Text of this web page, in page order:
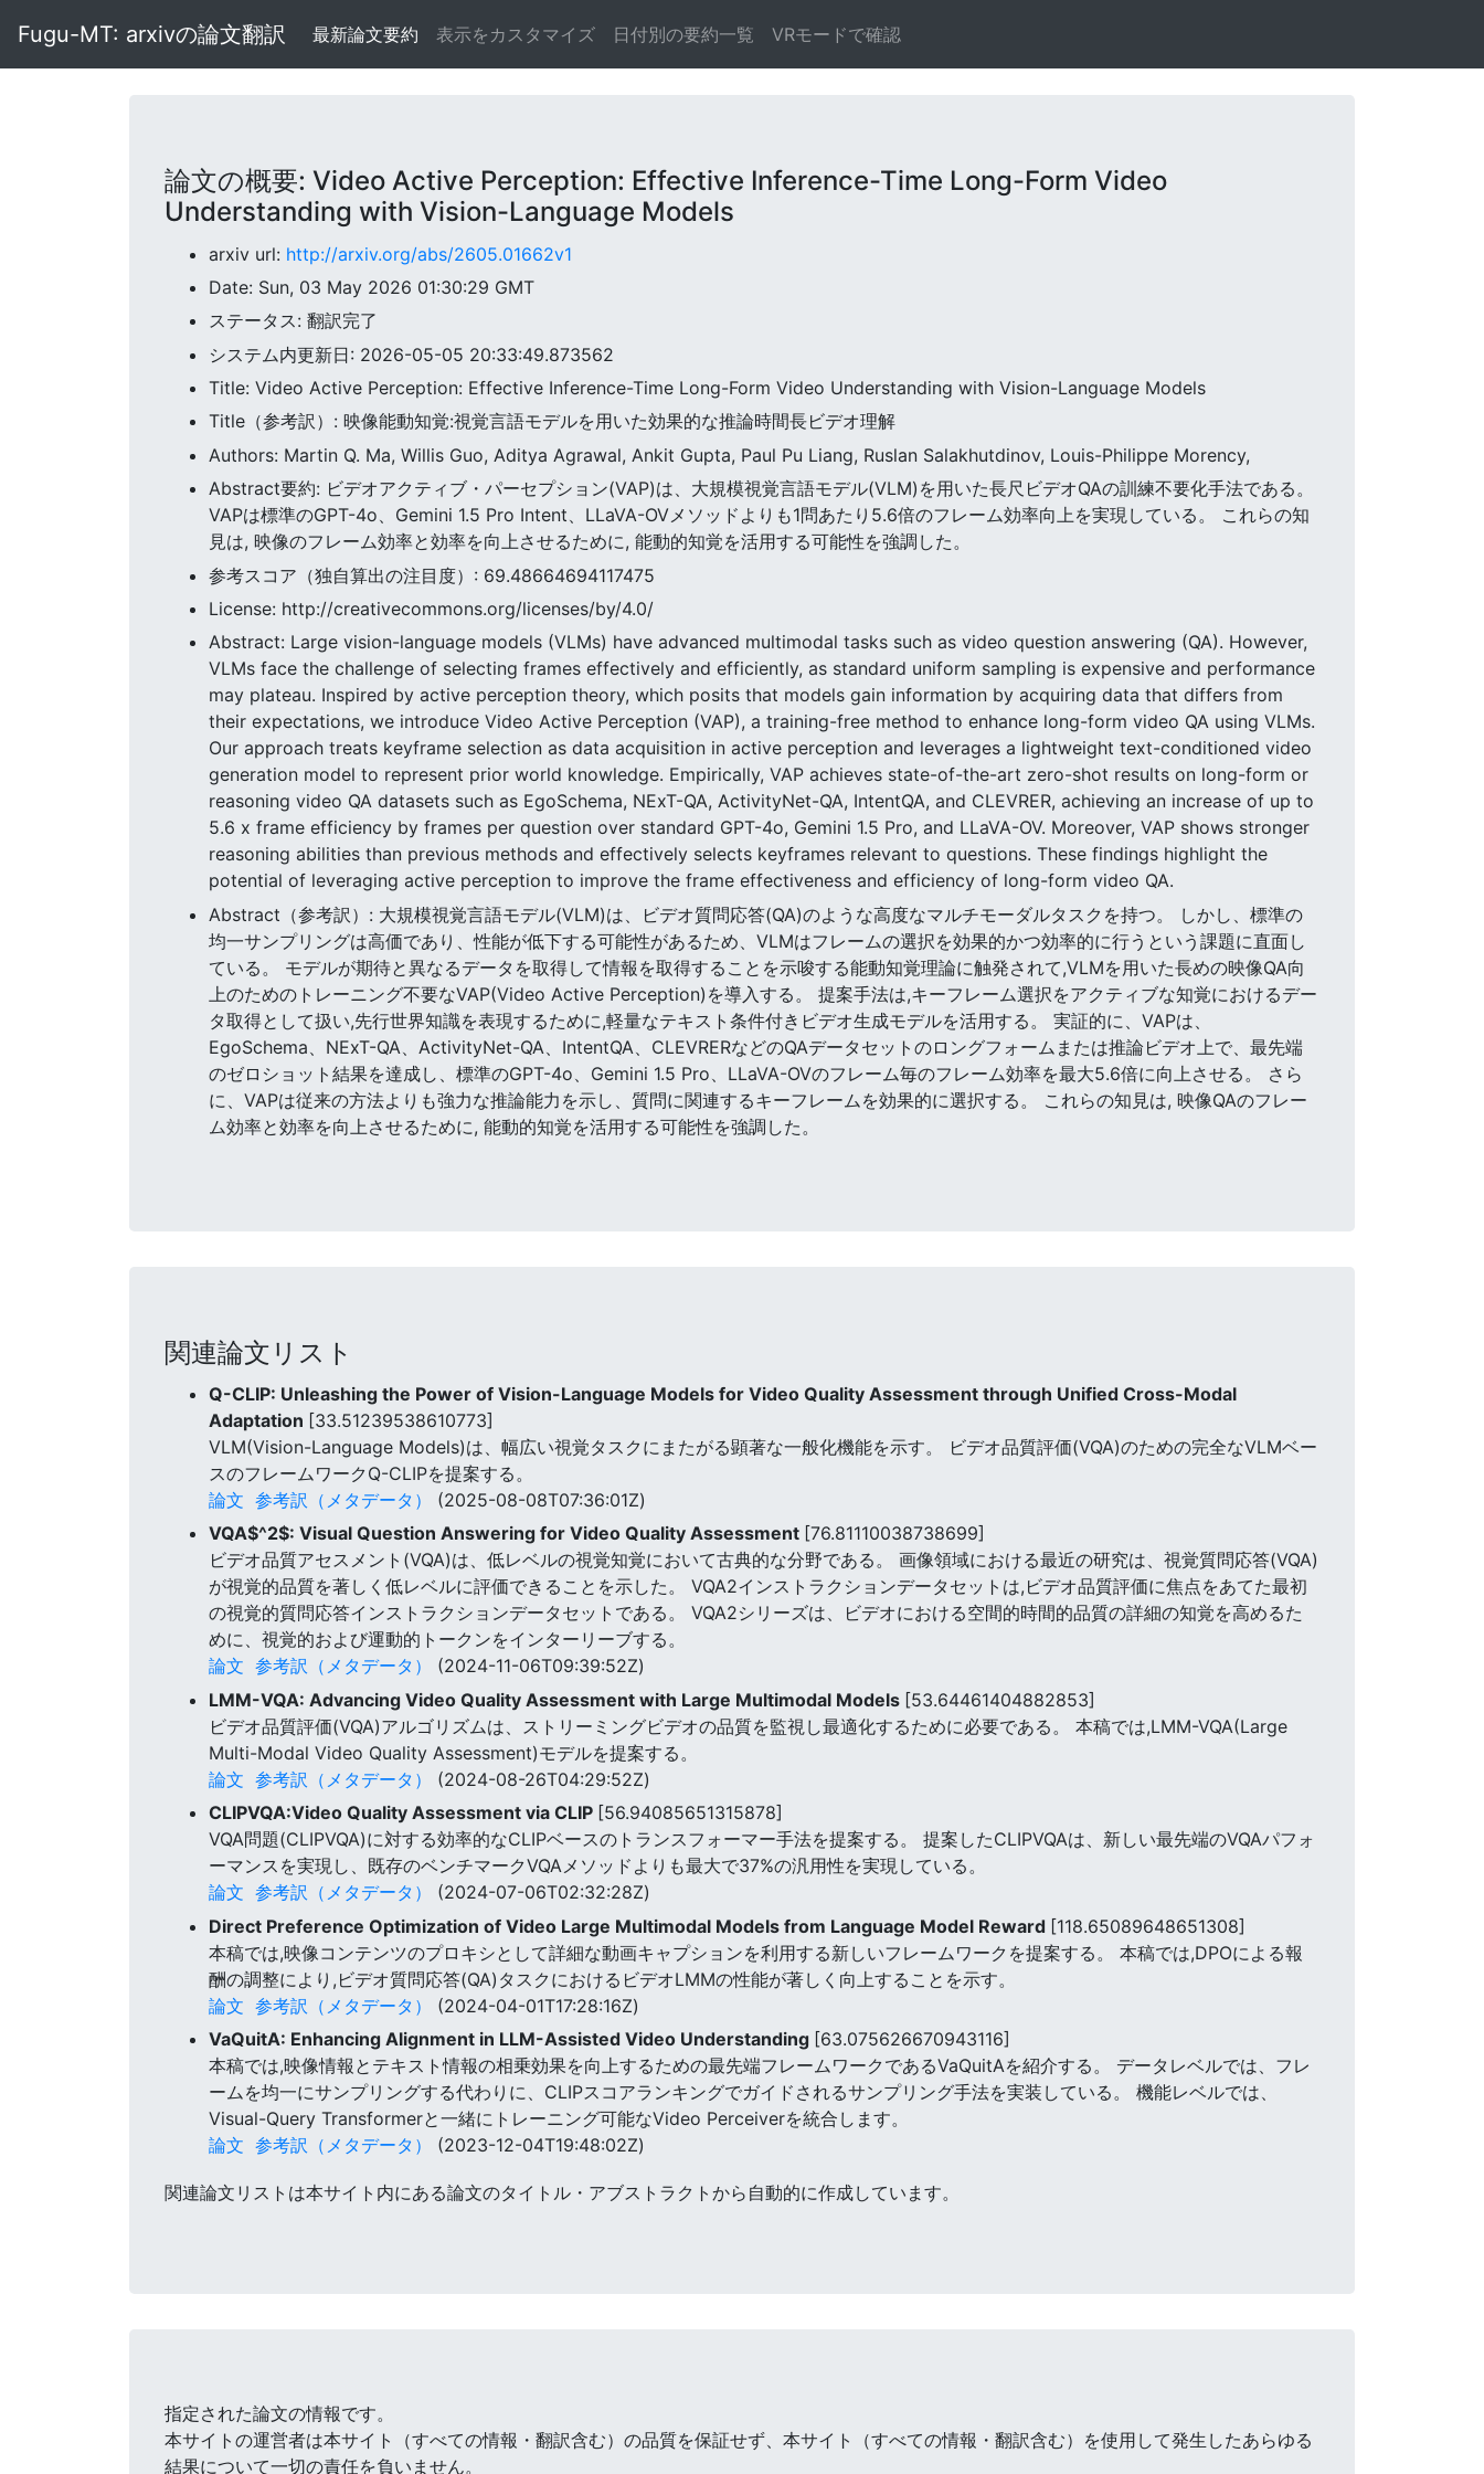
Fugu-MT: arxivの論文翻訳 最新論文要約 表示をカスタマイズ 日付別の要約一覧 VRモードで確認
論文の概要: Video Active Perception: Effective Inference-Time Long-Form Video
Understanding with Vision-Language Models
arxiv url: http://arxiv.org/abs/2605.01662v1
Date: Sun, 03 May 2026 01:30:29 GMT
ステータス: 翻訳完了
システム内更新日: 2026-05-05 20:33:49.873562
Title: Video Active Perception: Effective Inference-Time Long-Form Video Understanding with Vision-Language Models
Title（参考訳）: 映像能動知覚:視覚言語モデルを用いた効果的な推論時間長ビデオ理解
Authors: Martin Q. Ma, Willis Guo, Aditya Agrawal, Ankit Gupta, Paul Pu Liang, Ruslan Salakhutdinov, Louis-Philippe Morency,
Abstract要約: ビデオアクティブ・パーセプション(VAP)は、大規模視覚言語モデル(VLM)を用いた長尺ビデオQAの訓練不要化手法である。
VAPは標準のGPT-4o、Gemini 1.5 Pro Intent、LLaVA-OVメソッドよりも1問あたり5.6倍のフレーム効率向上を実現している。 これらの知
見は, 映像のフレーム効率と効率を向上させるために, 能動的知覚を活用する可能性を強調した。
参考スコア（独自算出の注目度）: 69.48664694117475
License: http://creativecommons.org/licenses/by/4.0/
Abstract: Large vision-language models (VLMs) have advanced multimodal tasks such as video question answering (QA). However,
VLMs face the challenge of selecting frames effectively and efficiently, as standard uniform sampling is expensive and performance
may plateau. Inspired by active perception theory, which posits that models gain information by acquiring data that differs from
their expectations, we introduce Video Active Perception (VAP), a training-free method to enhance long-form video QA using VLMs.
Our approach treats keyframe selection as data acquisition in active perception and leverages a lightweight text-conditioned video
generation model to represent prior world knowledge. Empirically, VAP achieves state-of-the-art zero-shot results on long-form or
reasoning video QA datasets such as EgoSchema, NExT-QA, ActivityNet-QA, IntentQA, and CLEVRER, achieving an increase of up to
5.6 x frame efficiency by frames per question over standard GPT-4o, Gemini 1.5 Pro, and LLaVA-OV. Moreover, VAP shows stronger
reasoning abilities than previous methods and effectively selects keyframes relevant to questions. These findings highlight the
potential of leveraging active perception to improve the frame effectiveness and efficiency of long-form video QA.
Abstract（参考訳）: 大規模視覚言語モデル(VLM)は、ビデオ質問応答(QA)のような高度なマルチモーダルタスクを持つ。 しかし、標準の
均一サンプリングは高価であり、性能が低下する可能性があるため、VLMはフレームの選択を効果的かつ効率的に行うという課題に直面し
ている。 モデルが期待と異なるデータを取得して情報を取得することを示唆する能動知覚理論に触発されて,VLMを用いた長めの映像QA向
上のためのトレーニング不要なVAP(Video Active Perception)を導入する。 提案手法は,キーフレーム選択をアクティブな知覚におけるデー
タ取得として扱い,先行世界知識を表現するために,軽量なテキスト条件付きビデオ生成モデルを活用する。 実証的に、VAPは、
EgoSchema、NExT-QA、ActivityNet-QA、IntentQA、CLEVRERなどのQAデータセットのロングフォームまたは推論ビデオ上で、最先端
のゼロショット結果を達成し、標準のGPT-4o、Gemini 1.5 Pro、LLaVA-OVのフレーム毎のフレーム効率を最大5.6倍に向上させる。 さら
に、VAPは従来の方法よりも強力な推論能力を示し、質問に関連するキーフレームを効果的に選択する。 これらの知見は, 映像QAのフレー
ム効率と効率を向上させるために, 能動的知覚を活用する可能性を強調した。
関連論文リスト
Q-CLIP: Unleashing the Power of Vision-Language Models for Video Quality Assessment through Unified Cross-Modal
Adaptation [33.51239538610773]
VLM(Vision-Language Models)は、幅広い視覚タスクにまたがる顕著な一般化機能を示す。 ビデオ品質評価(VQA)のための完全なVLMベー
スのフレームワークQ-CLIPを提案する。
論文 参考訳（メタデータ）
(2025-08-08T07:36:01Z)
VQA$^2$: Visual Question Answering for Video Quality Assessment [76.81110038738699]
ビデオ品質アセスメント(VQA)は、低レベルの視覚知覚において古典的な分野である。 画像領域における最近の研究は、視覚質問応答(VQA)
が視覚的品質を著しく低レベルに評価できることを示した。 VQA2インストラクションデータセットは,ビデオ品質評価に焦点をあてた最初
の視覚的質問応答インストラクションデータセットである。 VQA2シリーズは、ビデオにおける空間的時間的品質の詳細の知覚を高めるた
めに、視覚的および運動的トークンをインターリーブする。
論文 参考訳（メタデータ）
(2024-11-06T09:39:52Z)
LMM-VQA: Advancing Video Quality Assessment with Large Multimodal Models [53.64461404882853]
ビデオ品質評価(VQA)アルゴリズムは、ストリーミングビデオの品質を監視し最適化するために必要である。 本稿では,LMM-VQA(Large
Multi-Modal Video Quality Assessment)モデルを提案する。
論文 参考訳（メタデータ）
(2024-08-26T04:29:52Z)
CLIPVQA:Video Quality Assessment via CLIP [56.94085651315878]
VQA問題(CLIPVQA)に対する効率的なCLIPベースのトランスフォーマー手法を提案する。 提案したCLIPVQAは、新しい最先端のVQAパフォ
ーマンスを実現し、既存のベンチマークVQAメソッドよりも最大で37%の汎用性を実現している。
論文 参考訳（メタデータ）
(2024-07-06T02:32:28Z)
Direct Preference Optimization of Video Large Multimodal Models from Language Model Reward [118.65089648651308]
本稿では,映像コンテンツのプロキシとして詳細な動画キャプションを利用する新しいフレームワークを提案する。 本稿では,DPOによる報
酬の調整により,ビデオ質問応答(QA)タスクにおけるビデオLMMの性能が著しく向上することを示す。
論文 参考訳（メタデータ）
(2024-04-01T17:28:16Z)
VaQuitA: Enhancing Alignment in LLM-Assisted Video Understanding [63.075626670943116]
本稿では,映像情報とテキスト情報の相乗効果を向上するための最先端フレームワークであるVaQuitAを紹介する。 データレベルでは、フレ
ームを均一にサンプリングする代わりに、CLIPスコアランキングでガイドされるサンプリング手法を実装している。 機能レベルでは、
Visual-Query Transformerと一緒にトレーニング可能なVideo Perceiverを統合します。
論文 参考訳（メタデータ） (2023-12-04T19:48:02Z)
関連論文リストは本サイト内にある論文のタイトル・アブストラクトから自動的に作成しています。
指定された論文の情報です。
本サイトの運営者は本サイト（すべての情報・翻訳含む）の品質を保証せず、本サイト（すべての情報・翻訳含む）を使用して発生したあらゆる
結果について一切の責任を負いません。